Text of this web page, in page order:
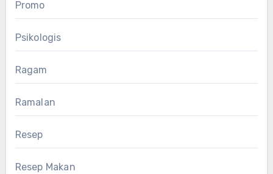
Promo
Psikologis
Ragam
Ramalan
Resep
Resep Makan